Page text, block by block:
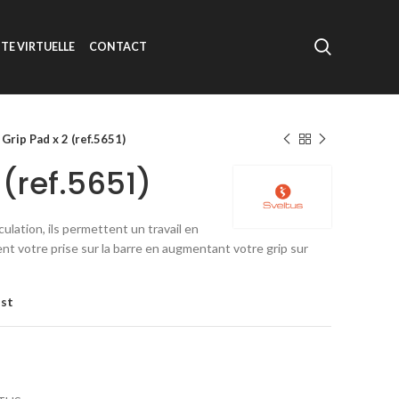
VIRTUELLE CONTACT
Grip Pad x 2 (ref.5651)
ils permettent un travail en
votre prise sur la barre en augmentant votre grip sur